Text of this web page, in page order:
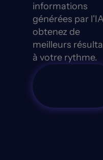
informations
générées par
obtenez de
meilleurs
à votre rythme.